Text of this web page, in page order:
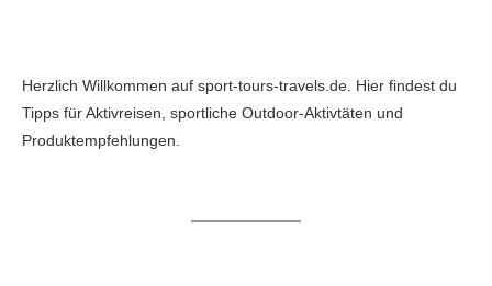
Herzlich Willkommen auf sport-tours-travels.de. Hier findest du
Tipps für Aktivreisen, sportliche Outdoor-Aktivtäten und
Produktempfehlungen.